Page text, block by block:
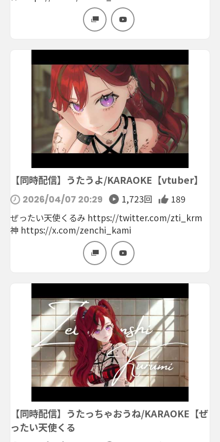
【同時配信】うたうよ/KARAOKE【vtuber】
2026/04/07 20:29 1,723回
189
ぜったい天使くるみ https://twitter.com/zti_krm
神 https://x.com/zenchi_kami
【同時配信】うたっちゃおうね/KARAOKE【ぜ
ったい天使くる